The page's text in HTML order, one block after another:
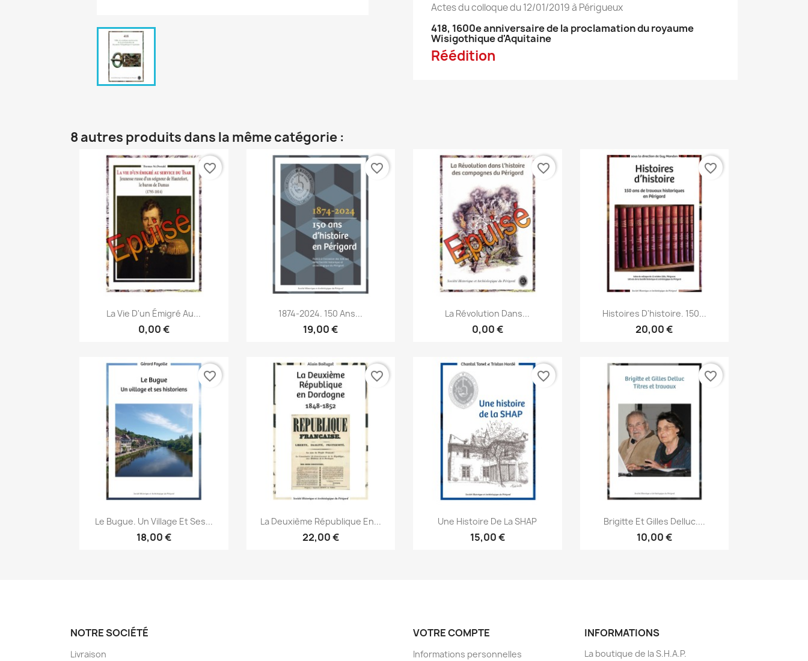
Actes du colloque du 12/01/2019 à Périgueux
418, 1600e anniversaire de la proclamation du royaume
Wisigothique d'Aquitaine
Réédition
8 autres produits dans la même catégorie :
Aperçu rapide
La Vie D'un Émigré Au...
0,00 €
favorite_border
Aperçu rapide
1874-2024. 150 Ans...
19,00 €
favorite_border
Aperçu rapide
La Révolution Dans...
0,00 €
favorite_border
Aperçu rapide
Histoires D'histoire. 150...
20,00 €
favorite_border
Aperçu rapide
Le Bugue. Un Village Et Ses...
18,00 €
favorite_border
Aperçu rapide
La Deuxième République En...
22,00 €
favorite_border
Aperçu rapide
Une Histoire De La SHAP
15,00 €
favorite_border
Aperçu rapide
Brigitte Et Gilles Delluc....
10,00 €
favorite_border
NOTRE SOCIÉTÉ
Livraison
VOTRE COMPTE
Informations personnelles
INFORMATIONS
La boutique de la S.H.A.P.